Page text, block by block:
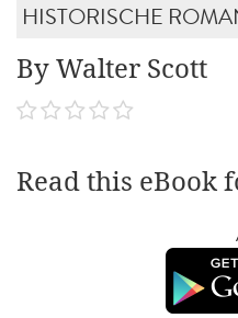
HISTORISCHE
By Walter Scott
Read this eBook